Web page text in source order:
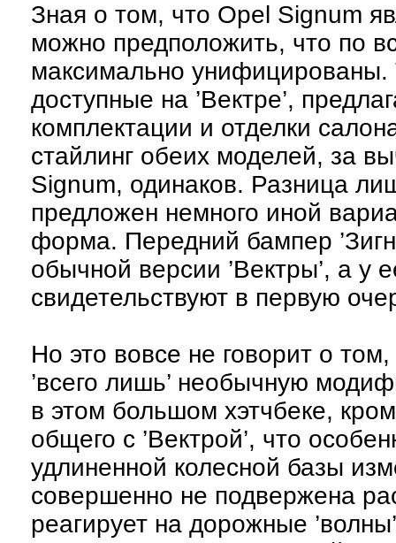
Зная о том, что Opel Signum
можно предположить, что по
максимально унифицированы.
доступные на ’Вектре’,
комплектации и отделки
стайлинг обеих моделей, за
Signum, одинаков. Разница
предложен немного иной
форма. Передний бампер
обычной версии ’Вектры’, а у
свидетельствуют в первую
Но это вовсе не говорит о
’всего лишь’ необычную
в этом большом хэтчбеке,
общего с ’Вектрой’, что
удлиненной колесной базы
совершенно не подвержена
реагирует на дорожные